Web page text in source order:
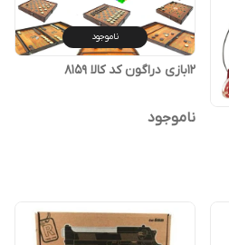
ناموجود
۱۲بازی دراگون کد کالا ۸۱۵۹
ناموجود